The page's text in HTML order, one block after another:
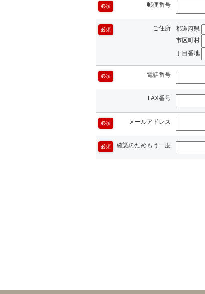
必須 郵便番号
必須 ご住所
都道府県
市区町村
丁目番地
必須 電話番号
FAX番号
必須 メールアドレス
必須 確認のためもう一度